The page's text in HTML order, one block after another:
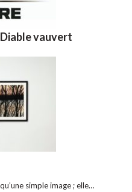
Diable vauvert
simple image ; elle…